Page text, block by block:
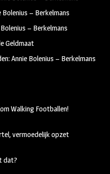
Bolenius – Berkelmans
– Berkelmans
Geldmaat
Annie Bolenius – Berkelmans
Walking Footballen!
vermoedelijk opzet
dat?